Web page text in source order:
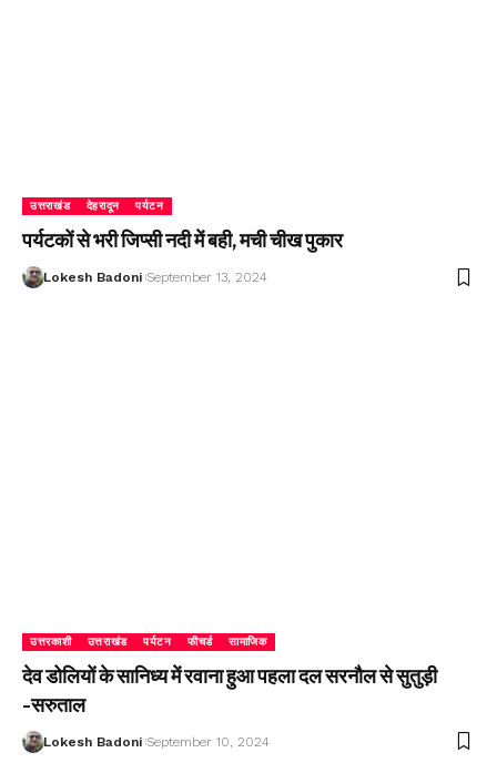
उत्तराखंड देहरादून पर्यटन
पर्यटकों से भरी जिप्सी नदी में बही, मची चीख पुकार
Lokesh Badoni September 13, 2024
उत्तरकाशी उत्तराखंड पर्यटन फीचर्ड सामाजिक
देव डोलियों के सानिध्य में रवाना हुआ पहला दल सरनौल से सुतुड़ी
-सरुताल
Lokesh Badoni September 10, 2024